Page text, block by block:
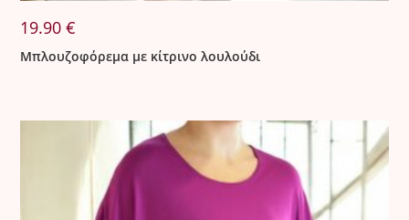
19.90€
Μπλουζοφόρεμα με κίτρινο λουλούδι